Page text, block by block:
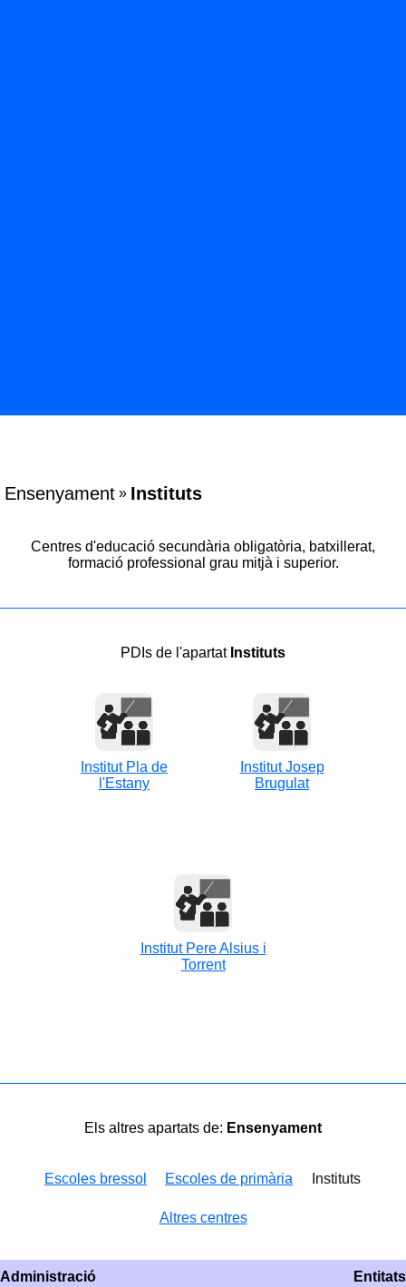
Ensenyament » Instituts
Centres d'educació secundària obligatòria, batxillerat,
formació professional grau mitjà i superior.
PDIs de l'apartat Instituts
Institut Pla de
l'Estany
Institut Josep
Brugulat
Institut Pere Alsius i
Torrent
Els altres apartats de: Ensenyament
Escoles bressol Escoles de primària Instituts
Altres centres
Entitats
Administració